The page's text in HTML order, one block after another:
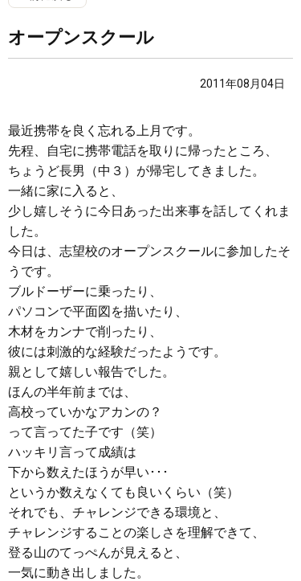
オープンスクール
2011年08月04日
最近携帯を良く忘れる上月です。
先程、自宅に携帯電話を取りに帰ったところ、
ちょうど長男（中３）が帰宅してきました。
一緒に家に入ると、
少し嬉しそうに今日あった出来事を話してくれま
した。
今日は、志望校のオープンスクールに参加したそ
うです。
ブルドーザーに乗ったり、
パソコンで平面図を描いたり、
木材をカンナで削ったり、
彼には刺激的な経験だったようです。
親として嬉しい報告でした。
ほんの半年前までは、
高校っていかなアカンの？
って言ってた子です（笑）
ハッキリ言って成績は
下から数えたほうが早い･･･
というか数えなくても良いくらい（笑）
それでも、チャレンジできる環境と、
チャレンジすることの楽しさを理解できて、
登る山のてっぺんが見えると、
一気に動き出しました。